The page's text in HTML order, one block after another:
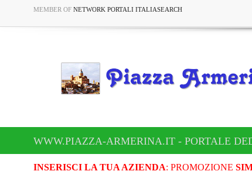
MEMBER OF NETWORK PORTALI ITALIASEARCH
WWW.PIAZZA-ARMERINA.IT - PORTALE
INSERISCI LA TUA AZIENDA: PROMOZIONE